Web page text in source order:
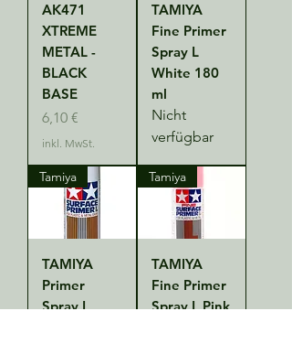
AK471
XTREME
METAL -
BLACK
BASE
Preis
6,10 €
inkl. MwSt.
TAMIYA
Fine Primer
Spray L
White 180
ml
Nicht
verfügbar
Tamiya
TAMIYA
Primer
Spray L
Tamiya
TAMIYA
Fine Primer
Spray L Pink